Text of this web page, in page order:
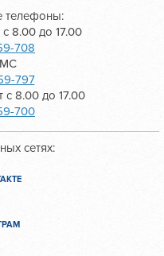
телефоны:
8.00 до 17.00
708
797
8.00 до 17.00
700
сетях: